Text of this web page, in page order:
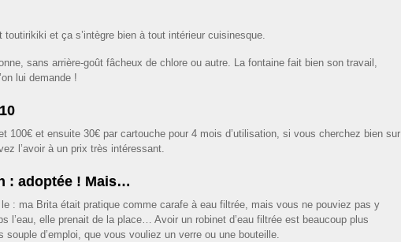
toutirikiki et ça s’intègre bien à tout intérieur cuisinesque.
sans arrière-goût fâcheux de chlore ou autre. La fontaine fait bien son travail,
lui demande !
100€ et ensuite 30€ par cartouche pour 4 mois d’utilisation, si vous cherchez bien sur
l’avoir à un prix très intéressant.
: adoptée ! Mais…
le : ma Brita était pratique comme carafe à eau filtrée, mais vous ne pouviez pas y
l’eau, elle prenait de la place… Avoir un robinet d’eau filtrée est beaucoup plus
souple d’emploi, que vous vouliez un verre ou une bouteille.